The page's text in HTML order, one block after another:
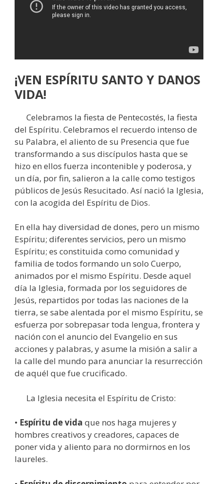
¡VEN ESPÍRITU SANTO Y DANOS
VIDA!
Celebramos la fiesta de Pentecostés, la fiesta
del Espíritu. Celebramos el recuerdo intenso de
su Palabra, el aliento de su Presencia que fue
transformando a sus discípulos hasta que se
hizo en ellos fuerza incontenible y poderosa, y
un día, por fin, salieron a la calle como testigos
públicos de Jesús Resucitado. Así nació la Iglesia,
con la acogida del Espíritu de Dios.
En ella hay diversidad de dones, pero un mismo
Espíritu; diferentes servicios, pero un mismo
Espíritu; es constituida como comunidad y
familia de todos formando un solo Cuerpo,
animados por el mismo Espíritu. Desde aquel
día la Iglesia, formada por los seguidores de
Jesús, repartidos por todas las naciones de la
tierra, se sabe alentada por el mismo Espíritu, se
esfuerza por sobrepasar toda lengua, frontera y
nación con el anuncio del Evangelio en sus
acciones y palabras, y asume la misión a salir a
la calle del mundo para anunciar la resurrección
de aquél que fue crucificado.
La Iglesia necesita el Espíritu de Cristo:
• Espíritu de vida que nos haga mujeres y
hombres creativos y creadores, capaces de
poner vida y aliento para no dormirnos en los
laureles.